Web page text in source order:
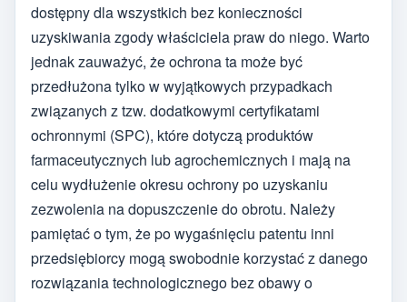
dostępny dla wszystkich bez konieczności
uzyskiwania zgody właściciela praw do niego. Warto
jednak zauważyć, że ochrona ta może być
przedłużona tylko w wyjątkowych przypadkach
związanych z tzw. dodatkowymi certyfikatami
ochronnymi (SPC), które dotyczą produktów
farmaceutycznych lub agrochemicznych i mają na
celu wydłużenie okresu ochrony po uzyskaniu
zezwolenia na dopuszczenie do obrotu. Należy
pamiętać o tym, że po wygaśnięciu patentu inni
przedsiębiorcy mogą swobodnie korzystać z danego
rozwiązania technologicznego bez obawy o